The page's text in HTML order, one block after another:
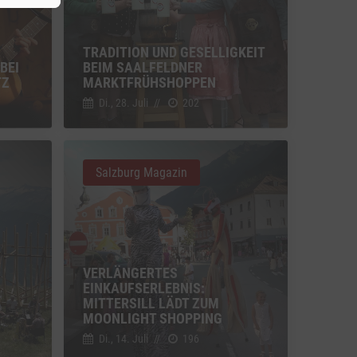
TRADITION UND GESELLIGKEIT
BEIM SAALFELDNER
MARKTFRÜHSHOPPEN
Di., 28. Juli // 202
VERLÄNGERTES
EINKAUFSERLEBNIS:
MITTERSILL LÄDT ZUM
MOONLIGHT SHOPPING
Di., 14. Juli // 196
Salzburg Magazin
Vimeo
Switch zum Einwilligen bzw. Ablehnen des Dienstes Vimeo
YouTube
Switch zum Einwilligen bzw. Ablehnen des Dienstes YouTube